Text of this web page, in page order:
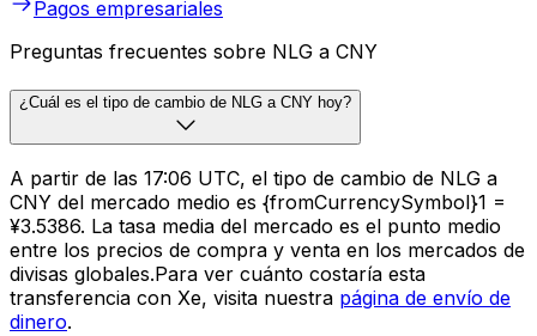
Pagos empresariales
Preguntas frecuentes sobre NLG a CNY
¿Cuál es el tipo de cambio de NLG a CNY hoy?
A partir de las 17:06 UTC, el tipo de cambio de NLG a
CNY del mercado medio es {fromCurrencySymbol}1 =
¥3.5386. La tasa media del mercado es el punto medio
entre los precios de compra y venta en los mercados de
divisas globales.Para ver cuánto costaría esta
transferencia con Xe, visita nuestra página de envío de
dinero.